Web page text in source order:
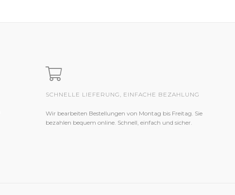
SCHNELLE LIEFERUNG, EINFACHE BEZAHLUNG
Wir bearbeiten Bestellungen von Montag bis Freitag. Sie
bezahlen bequem online. Schnell, einfach und sicher.